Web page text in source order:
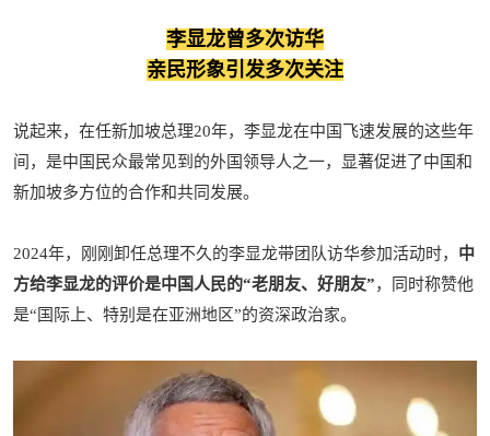
李显龙曾多次访华
亲民形象引发多次关注
说起来，在任新加坡总理20年，李显龙在中国飞速发展的这些年
间，是中国民众最常见到的外国领导人之一，显著促进了中国和
新加坡多方位的合作和共同发展。
2024年，刚刚卸任总理不久的李显龙带团队访华参加活动时， 中
方给李显龙的评价是中国人民的“老朋友、好朋友”，同时称赞他
是“国际上、特别是在亚洲地区”的资深政治家。